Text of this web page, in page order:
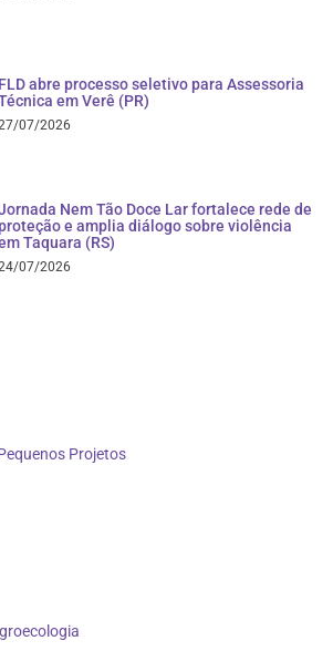
FLD abre processo seletivo para Assessoria
em Verê (PR)
07/2026
Nem Tão Doce Lar fortalece rede de
e amplia diálogo sobre violência
Taquara (RS)
07/2026
Projetos